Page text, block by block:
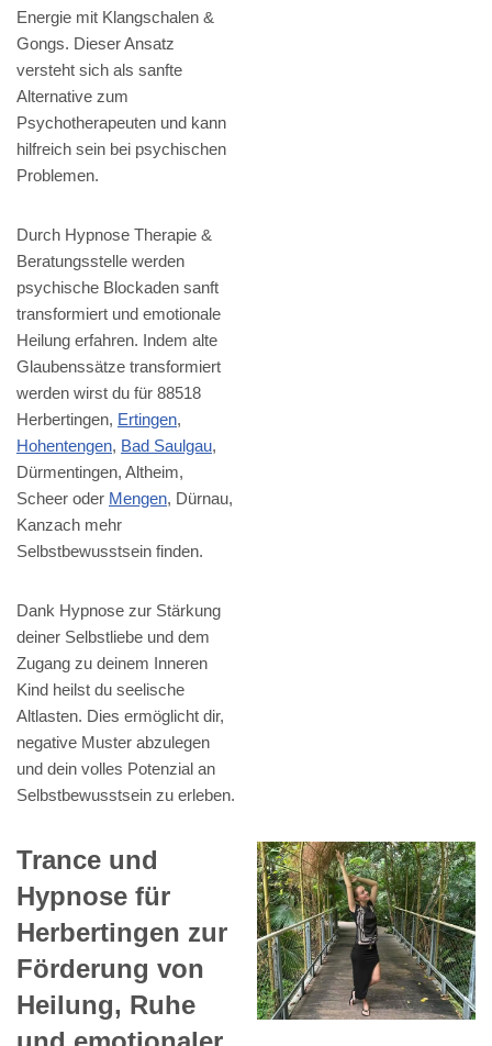
Energie mit Klangschalen &
Gongs. Dieser Ansatz
versteht sich als sanfte
Alternative zum
Psychotherapeuten und kann
hilfreich sein bei psychischen
Problemen.
Durch Hypnose Therapie &
Beratungsstelle werden
psychische Blockaden sanft
transformiert und emotionale
Heilung erfahren. Indem alte
Glaubenssätze transformiert
werden wirst du für 88518
Herbertingen, Ertingen,
Hohentengen, Bad Saulgau,
Dürmentingen, Altheim,
Scheer oder Mengen, Dürnau,
Kanzach mehr
Selbstbewusstsein finden.
Dank Hypnose zur Stärkung
deiner Selbstliebe und dem
Zugang zu deinem Inneren
Kind heilst du seelische
Altlasten. Dies ermöglicht dir,
negative Muster abzulegen
und dein volles Potenzial an
Selbstbewusstsein zu erleben.
Trance und
Hypnose für
Herbertingen zur
Förderung von
Heilung, Ruhe